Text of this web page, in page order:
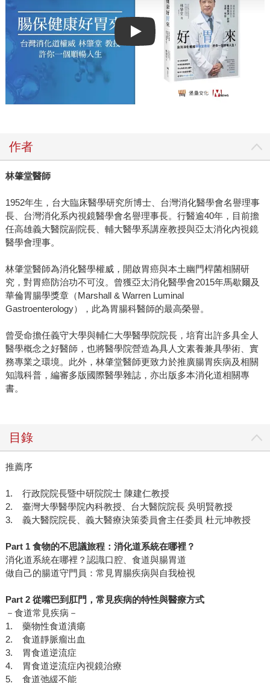
Play video
作者
林肇堂醫師
1952年生，台大臨床醫學研究所博士、台灣消化醫學會名譽理事
長、台灣消化系內視鏡醫學會名譽理事長。行醫逾40年，目前擔
任高雄義大醫院副院長、輔大醫學系講座教授與亞太消化內視鏡
醫學會理事。
林肇堂醫師為消化醫學權威，開啟胃癌與本土幽門桿菌相關研
究，對胃癌防治功不可沒。曾獲亞太消化醫學會2015年馬歇爾及
華倫胃腸學獎章（Marshall & Warren Luminal
Gastroenterology），此為胃腸科醫師的最高榮譽。
曾受命擔任義守大學與輔仁大學醫學院院長，培育出許多具全人
醫學概念之好醫師，也將醫學院營造為具人文素養兼具學術、實
務專業之環境。此外，林肇堂醫師更致力於推廣腸胃疾病及相關
知識科普，編審多版國際醫學雜誌，亦出版多本消化道相關專
書。
目錄
推薦序
1. 行政院院長暨中研院院士 陳建仁教授
2. 臺灣大學醫學院內科教授、台大醫院院長 吳明賢教授
3. 義大醫院院長、義大醫療決策委員會主任委員 杜元坤教授
Part 1 食物的不思議旅程：消化道系統在哪裡？
消化道系統在哪裡？認識口腔、食道與腸胃道
做自己的腸道守門員：常見胃腸疾病與自我檢視
Part 2 從嘴巴到肛門，常見疾病的特性與醫療方式
－食道常見疾病－
1. 藥物性食道潰瘍
2. 食道靜脈瘤出血
3. 胃食道逆流症
4. 胃食道逆流症內視鏡治療
5. 食道弛緩不能